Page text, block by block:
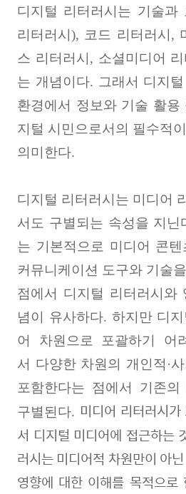
디지털 리터러시는 기술과
리터러시 ), 코드 리터러시 ,
스 리터러시 , 소셜미디어
는 개념이다. 그래서 디지
환경에서 정보와 기술 활용
지털 시민으로서의 필수적
의미한다.
디지털 리터러시는 미디어
서도 구별되는 속성을 지닌
는 기본적으로 미디어 콘
커뮤니케이션 도구와 기술
점에서 디지털 리터러시와
념이 유사하다. 하지만 디
어 차원으로 포괄하기 어
서 다양한 차원의 개인적 ·
포함한다는 점에서 기존
구별된다. 미디어 리터러시
서 디지털 미디어에 접근하는
러시는 미디어적 차원만이 아
영향에 대한 이해를 목적으로